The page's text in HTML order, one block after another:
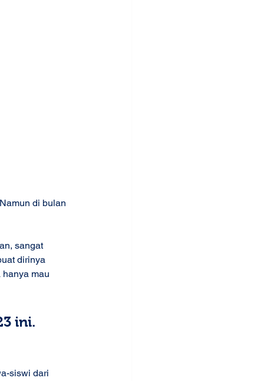
di bulan
sangat
dirinya
mau
ini.
siswi dari